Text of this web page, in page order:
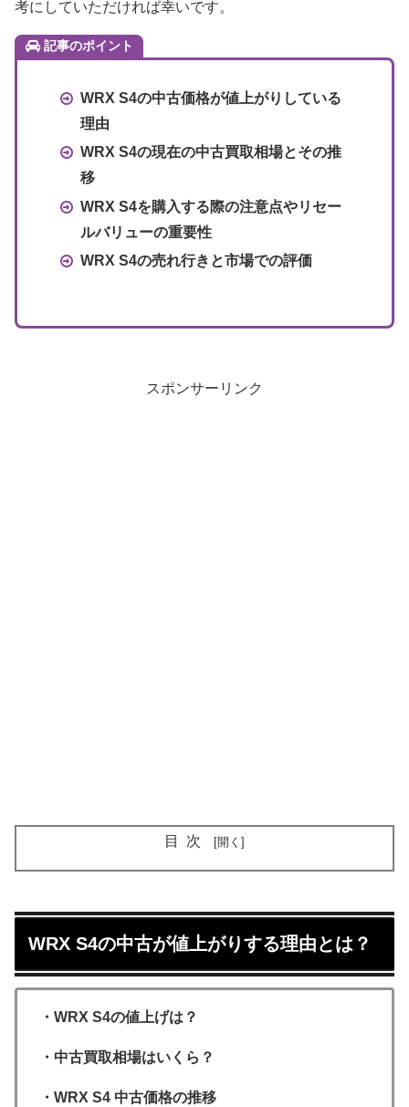
考にしていただければ幸いです。
記事のポイント
WRX S4の中古価格が値上がりしている
理由
WRX S4の現在の中古買取相場とその推
移
WRX S4を購入する際の注意点やリセー
ルバリューの重要性
WRX S4の売れ行きと市場での評価
スポンサーリンク
目次
WRX S4の中古が値上がりする理由とは？
・WRX S4の値上げは？
・中古買取相場はいくら？
・WRX S4 中古価格の推移